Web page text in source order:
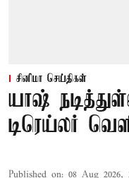
சினிமா செய்திகள்
யாஷ்
டிரெய்லர்
Published on: 08 Aug 2026,